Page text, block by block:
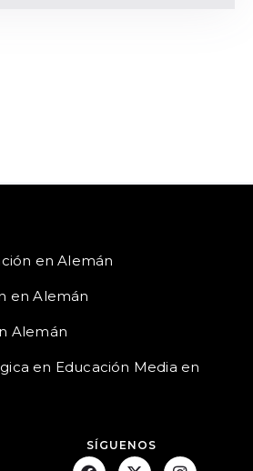
en Alemán
en Alemán
Alemán
en Educación Media en
SÍGUENOS